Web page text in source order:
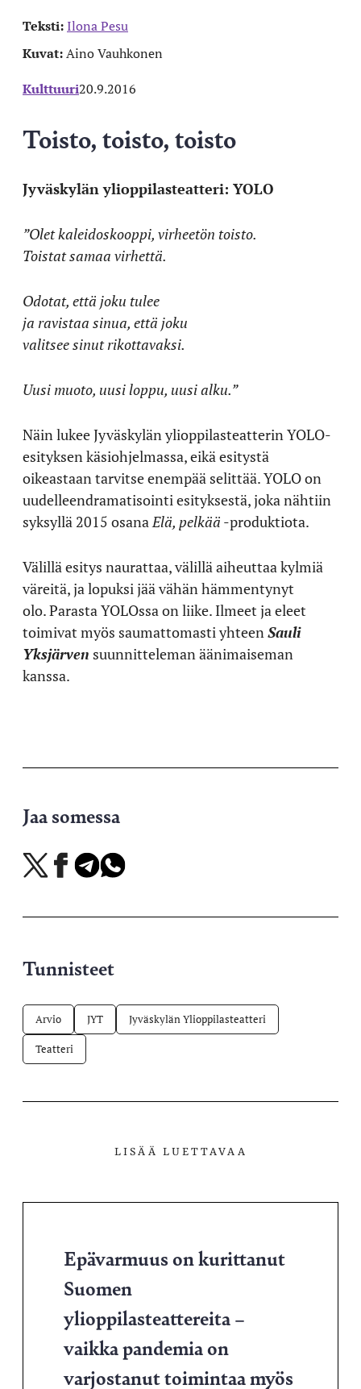
Teksti: Ilona Pesu
Kuvat:Aino Vauhkonen
Kulttuuri20.9.2016
Toisto, toisto, toisto
Jyväskylän ylioppilasteatteri: YOLO
”Olet kaleidoskooppi, virheetön toisto.
Toistat samaa virhettä.
Odotat, että joku tulee
ja ravistaa sinua, että joku
valitsee sinut rikottavaksi.
Uusi muoto, uusi loppu, uusi alku.”
Näin lukee Jyväskylän ylioppilasteatterin YOLO-
esityksen käsiohjelmassa, eikä esitystä
oikeastaan tarvitse enempää selittää.YOLO on
uudelleendramatisointi esityksestä, joka nähtiin
syksyllä 2015 osana Elä, pelkää -produktiota.
Välillä esitys naurattaa, välillä aiheuttaa kylmiä
väreitä, ja lopuksi jää vähän hämmentynyt
olo.Parasta YOLOssa on liike. Ilmeet ja eleet
toimivat myös saumattomasti yhteen Sauli
Yksjärven suunnitteleman äänimaiseman
kanssa.
Jaa somessa
Jaa
X-
Jaa
Facebookissa
Jaa
Telegramissa
Jaa
WhatsAppissa
Tunnisteet
Arvio JYT Jyväskylän Ylioppilasteatteri
Teatteri
LISÄÄ LUETTAVAA
Epävarmuus on kurittanut
Suomen
ylioppilasteattereita –
vaikka pandemia on
varjostanut toimintaa myös